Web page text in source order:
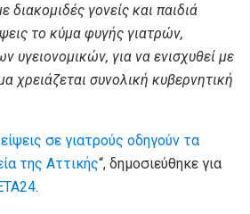
γονείς και παιδιά
το κύμα φυγής γιατρών,
υγειονομικών, για να ενισχυθεί με
χρειάζεται συνολική κυβερνητική
σε γιατρούς οδηγούν τα
της Αττικής“, δημοσιεύθηκε για
.